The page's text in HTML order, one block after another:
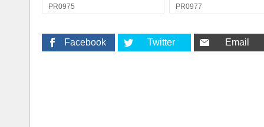
PR0975
PR0977
Facebook Twitter Email